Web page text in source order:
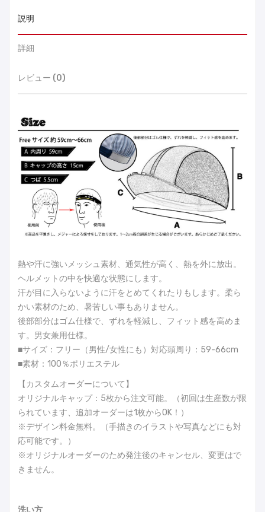
説明
詳細
レビュー (0)
熱や汗に強いメッシュ素材、通気性が高く、熱を外に放出。
ヘルメットの中を快適な状態にします。
汗が目に入らないように汗をとめてくれたりもします。柔ら
かい素材のため、暑苦しい事もありません。
後部部分はゴム仕様で、ずれを軽減し、フィット感を高めま
す。男女兼用仕様。
■サイズ：フリー（男性/女性にも）対応頭周り：59-66cm
■素材：100％ポリエステル
【カスタムオーダーについて】
オリジナルキャップ：5枚から注文可能。（初回は生産数が限
られています、追加オーダーは1枚からOK！）
※デザイン料金無料。（手描きのイラストや写真などにも対
応可能です。）
※オリジナルオーダーのため発注後のキャンセル、変更はで
きません。